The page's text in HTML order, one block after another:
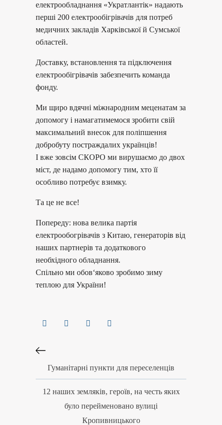
електрообладнання «Укратлантік» надають
перші 200 електрообігрівачів для потреб
медичних закладів Харківської й Сумської
областей.
Доставку, встановлення та підключення
електрообігрівачів забезпечить команда
фонду.
Ми щиро вдячні міжнародним меценатам за
допомогу і намагатимемося зробити свій
максимальний внесок для поліпшення
добробуту постраждалих українців!
І вже зовсім СКОРО ми вирушаємо до двох
міст, де надамо допомогу тим, хто її
особливо потребує взимку.
Та це не все!
Попереду: нова велика партія
електрообогрівачів з Китаю, генераторів від
наших партнерів та додаткового
необхідного обладнання.
Спільно ми обов‘яково зробимо зиму
теплою для України!
Гуманітарні пункти для переселенців
12 наших земляків, героїв, на честь яких
було перейменовано вулиці
Кропивницького